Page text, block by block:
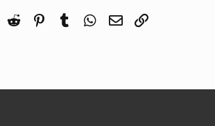
Twitter Reddit Pinterest
Tumblr WhatsApp
E-Mail